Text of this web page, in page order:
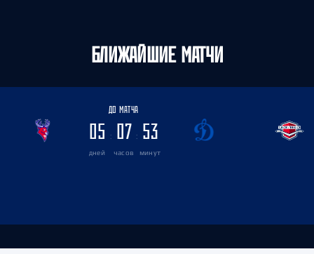
БЛИЖАЙШИЕ МАТЧИ
ДО МАТЧА
05
дней
: 07
часов
: 53
минут